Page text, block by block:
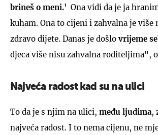
brineš o meni.' Ona vidi da je ja
kuham. Ona to cijeni i zahvalna je više
zdravo dijete. Danas je došlovrijeme
djeca više nisu zahvalna roditeljima",
Najveća radost kad su na ulici
To da je s njim na ulici, među ljudima,
najveća radost. I to nema cijenu, ne